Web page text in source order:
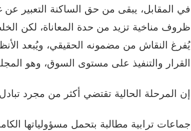
في المقابل، يبقى من حق الساكنة التعبير
ظروف مناخية تزيد من حدة المعاناة، لكن
يُفرغ النقاش من مضمونه الحقيقي، ويُبعد
القرار والتنفيذ على مستوى السوق، وهو
إن المرحلة الحالية تقتضي أكثر من مجرد
جماعات ترابية مطالبة بتحمل مسؤولياتها